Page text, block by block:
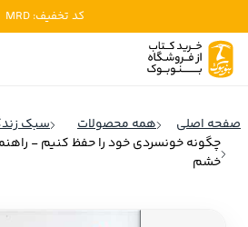
کد تخفیف: MRD
ادبیات
روانشناسی
ادبیات آمریکا
صفحه اصلی همه محصولات
سبک
چگونه خونسردی خود را حفظ کنیم -
خشم